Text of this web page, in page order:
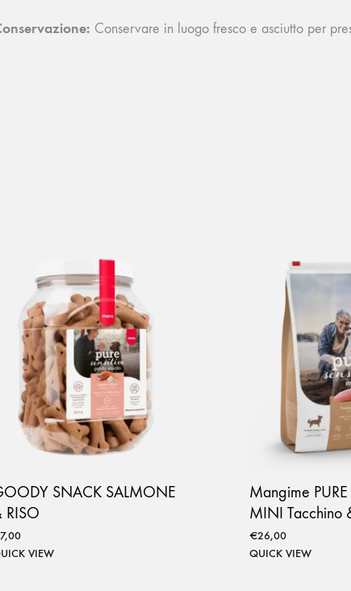
Conservare in luogo fresco e asciutto per
SNACK SALMONE
RISO
7,00
VIEW
Mangime PURE
MINI Tacchino
€26,00
QUICK VIEW